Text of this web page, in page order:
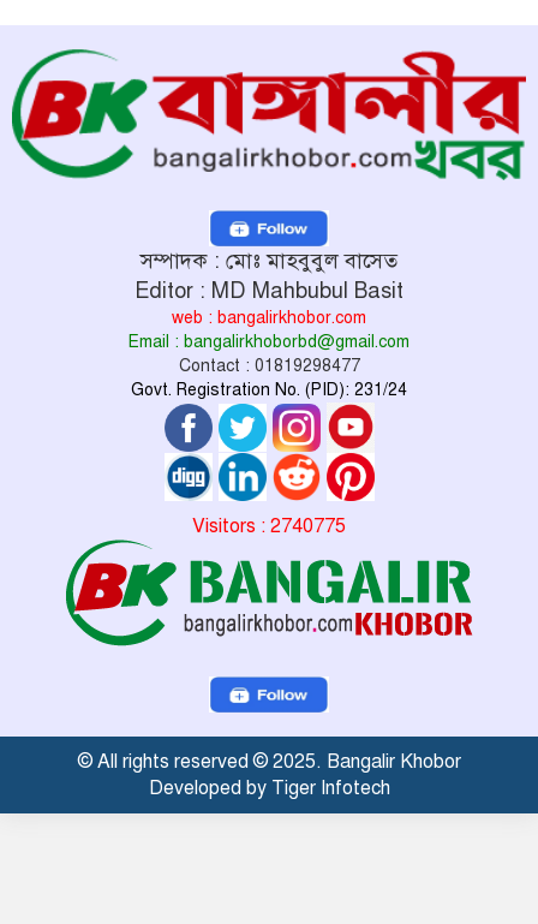
সম্পাদক : মোঃ মাহবুবুল বাসেত
Editor : MD Mahbubul Basit
web : bangalirkhobor.com
Email : bangalirkhoborbd@gmail.com
Contact : 01819298477
Govt. Registration No. (PID): 231/24
Visitors : 2740775
© All rights reserved © 2025. Bangalir Khobor
Developed by Tiger Infotech